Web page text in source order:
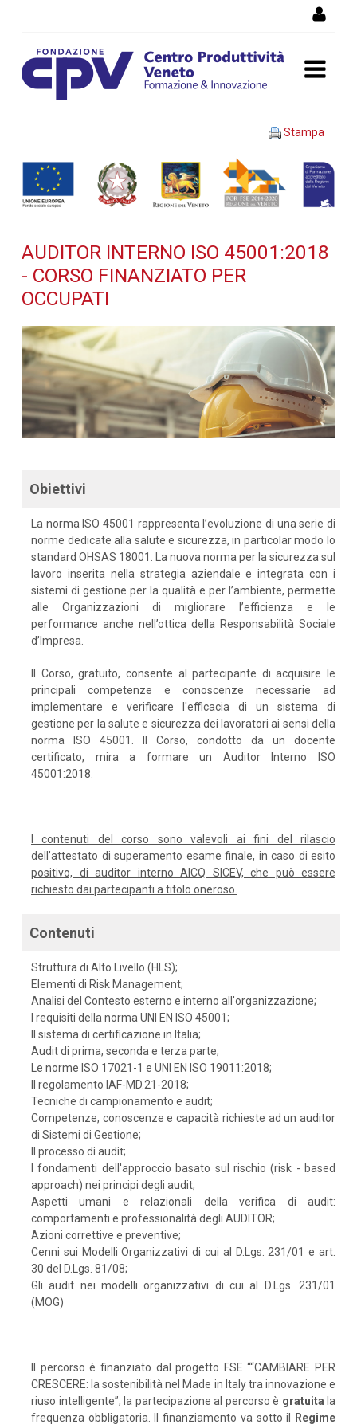
AUDITOR INTERNO ISO
45001:2018 - Corso
finanziato per occupati -
formazione
Stampa
AUDITOR INTERNO ISO 45001:2018
- CORSO FINANZIATO PER
OCCUPATI
Obiettivi
La norma ISO 45001 rappresenta l’evoluzione di una serie di
norme dedicate alla salute e sicurezza, in particolar modo lo
standard OHSAS 18001. La nuova norma per la sicurezza sul
lavoro inserita nella strategia aziendale e integrata con i
sistemi di gestione per la qualità e per l’ambiente, permette
alle Organizzazioni di migliorare l’efficienza e le
performance anche nell’ottica della Responsabilità Sociale
d’Impresa.
Il Corso, gratuito, consente al partecipante di acquisire le
principali competenze e conoscenze necessarie ad
implementare e verificare l'efficacia di un sistema di
gestione per la salute e sicurezza dei lavoratori ai sensi della
norma ISO 45001. Il Corso, condotto da un docente
certificato, mira a formare un Auditor Interno ISO
45001:2018.
I contenuti del corso sono valevoli ai fini del rilascio
dell’attestato di superamento esame finale, in caso di esito
positivo, di auditor interno AICQ SICEV, che può essere
richiesto dai partecipanti a titolo oneroso.
Contenuti
Struttura di Alto Livello (HLS);
Elementi di Risk Management;
Analisi del Contesto esterno e interno all'organizzazione;
I requisiti della norma UNI EN ISO 45001;
Il sistema di certificazione in Italia;
Audit di prima, seconda e terza parte;
Le norme ISO 17021-1 e UNI EN ISO 19011:2018;
Il regolamento IAF-MD.21-2018;
Tecniche di campionamento e audit;
Competenze, conoscenze e capacità richieste ad un auditor
di Sistemi di Gestione;
Il processo di audit;
I fondamenti dell'approccio basato sul rischio (risk - based
approach) nei principi degli audit;
Aspetti umani e relazionali della verifica di audit:
comportamenti e professionalità degli AUDITOR;
Azioni correttive e preventive;
Cenni sui Modelli Organizzativi di cui al D.Lgs. 231/01 e art.
30 del D.Lgs. 81/08;
Gli audit nei modelli organizzativi di cui al D.Lgs. 231/01
(MOG)
Il percorso è finanziato dal progetto FSE ““CAMBIARE PER
CRESCERE: la sostenibilità nel Made in Italy tra innovazione e
riuso intelligente”, la partecipazione al percorso è gratuita la
frequenza obbligatoria. Il finanziamento va sotto il
Regime